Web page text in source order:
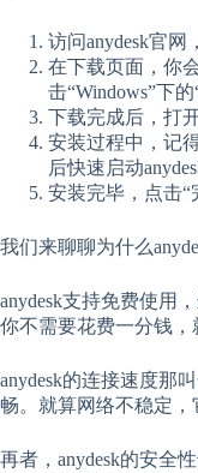
访问anydesk官网
在下载页面，你
击“Windows”下的
下载完成后，打
安装过程中，记
后快速启动
安装完毕，点击“
我们来聊聊为什么
anydesk支持免费使用
你不需要花费一分钱，
anydesk的连接速度那
畅。就算网络不稳定，
再者，anydesk的安全